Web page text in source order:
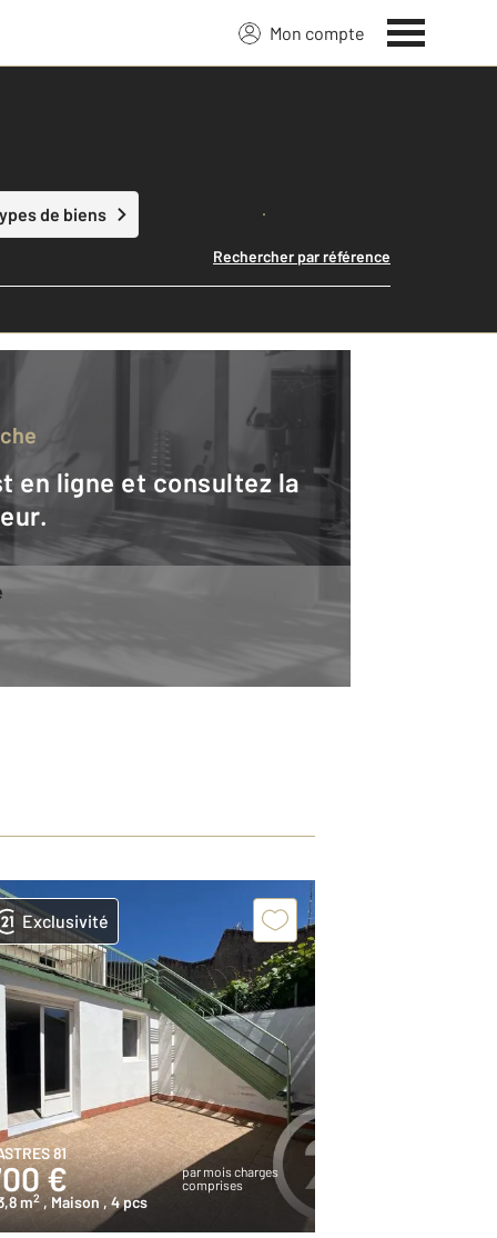
Mon compte
de biens Lancer ma recherche
Rechercher par référence
Exclusivité
81
€
par mois charges
comprises
m2 , Maison , 4 pcs